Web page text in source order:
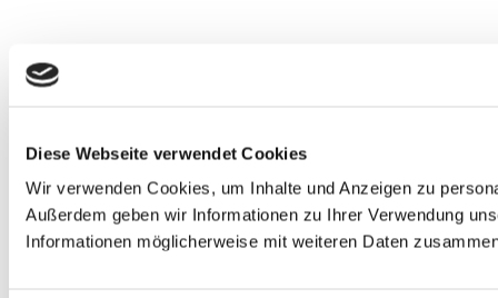
Diese Webseite verwendet Cookies
Wir verwenden Cookies, um Inhalte und Anzeigen zu
Außerdem geben wir Informationen zu Ihrer Verwendung
Informationen möglicherweise mit weiteren Daten